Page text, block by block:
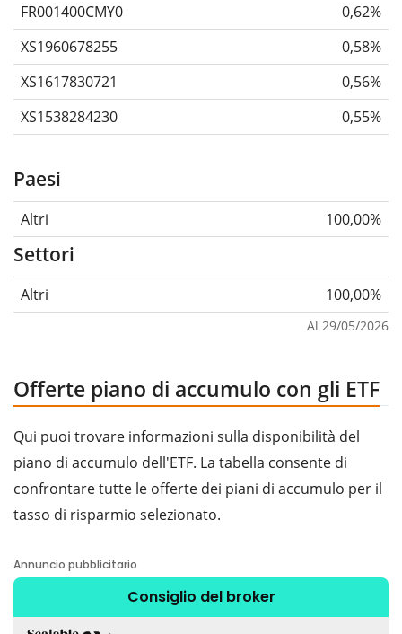
FR001400CMY0
0,62%
XS1960678255
0,58%
XS1617830721
0,56%
XS1538284230
0,55%
Paesi
Altri 100,00%
Settori
Altri 100,00%
Al 29/05/2026
Offerte piano di accumulo con gli ETF
Qui puoi trovare informazioni sulla disponibilità del
piano di accumulo dell'ETF. La tabella consente di
confrontare tutte le offerte dei piani di accumulo per il
tasso di risparmio selezionato.